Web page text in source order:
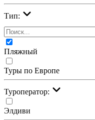
Тип:
Пляжный
Туры по Европе
Туроператор:
Элдиви